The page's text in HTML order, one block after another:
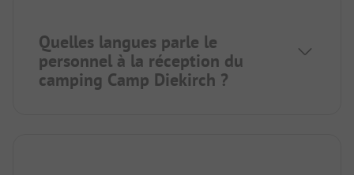
Quelles langues parle le
personnel à la réception du
camping Camp Diekirch ?